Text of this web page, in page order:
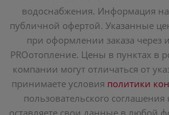
водоснабжения. Информация на
публичной офертой. Указанные
при оформлении заказа через
PROотопление. Цены в пунктах в
компании могут отличаться от
принимаете условия политики
пользовательского
оставляете свои данные в любой